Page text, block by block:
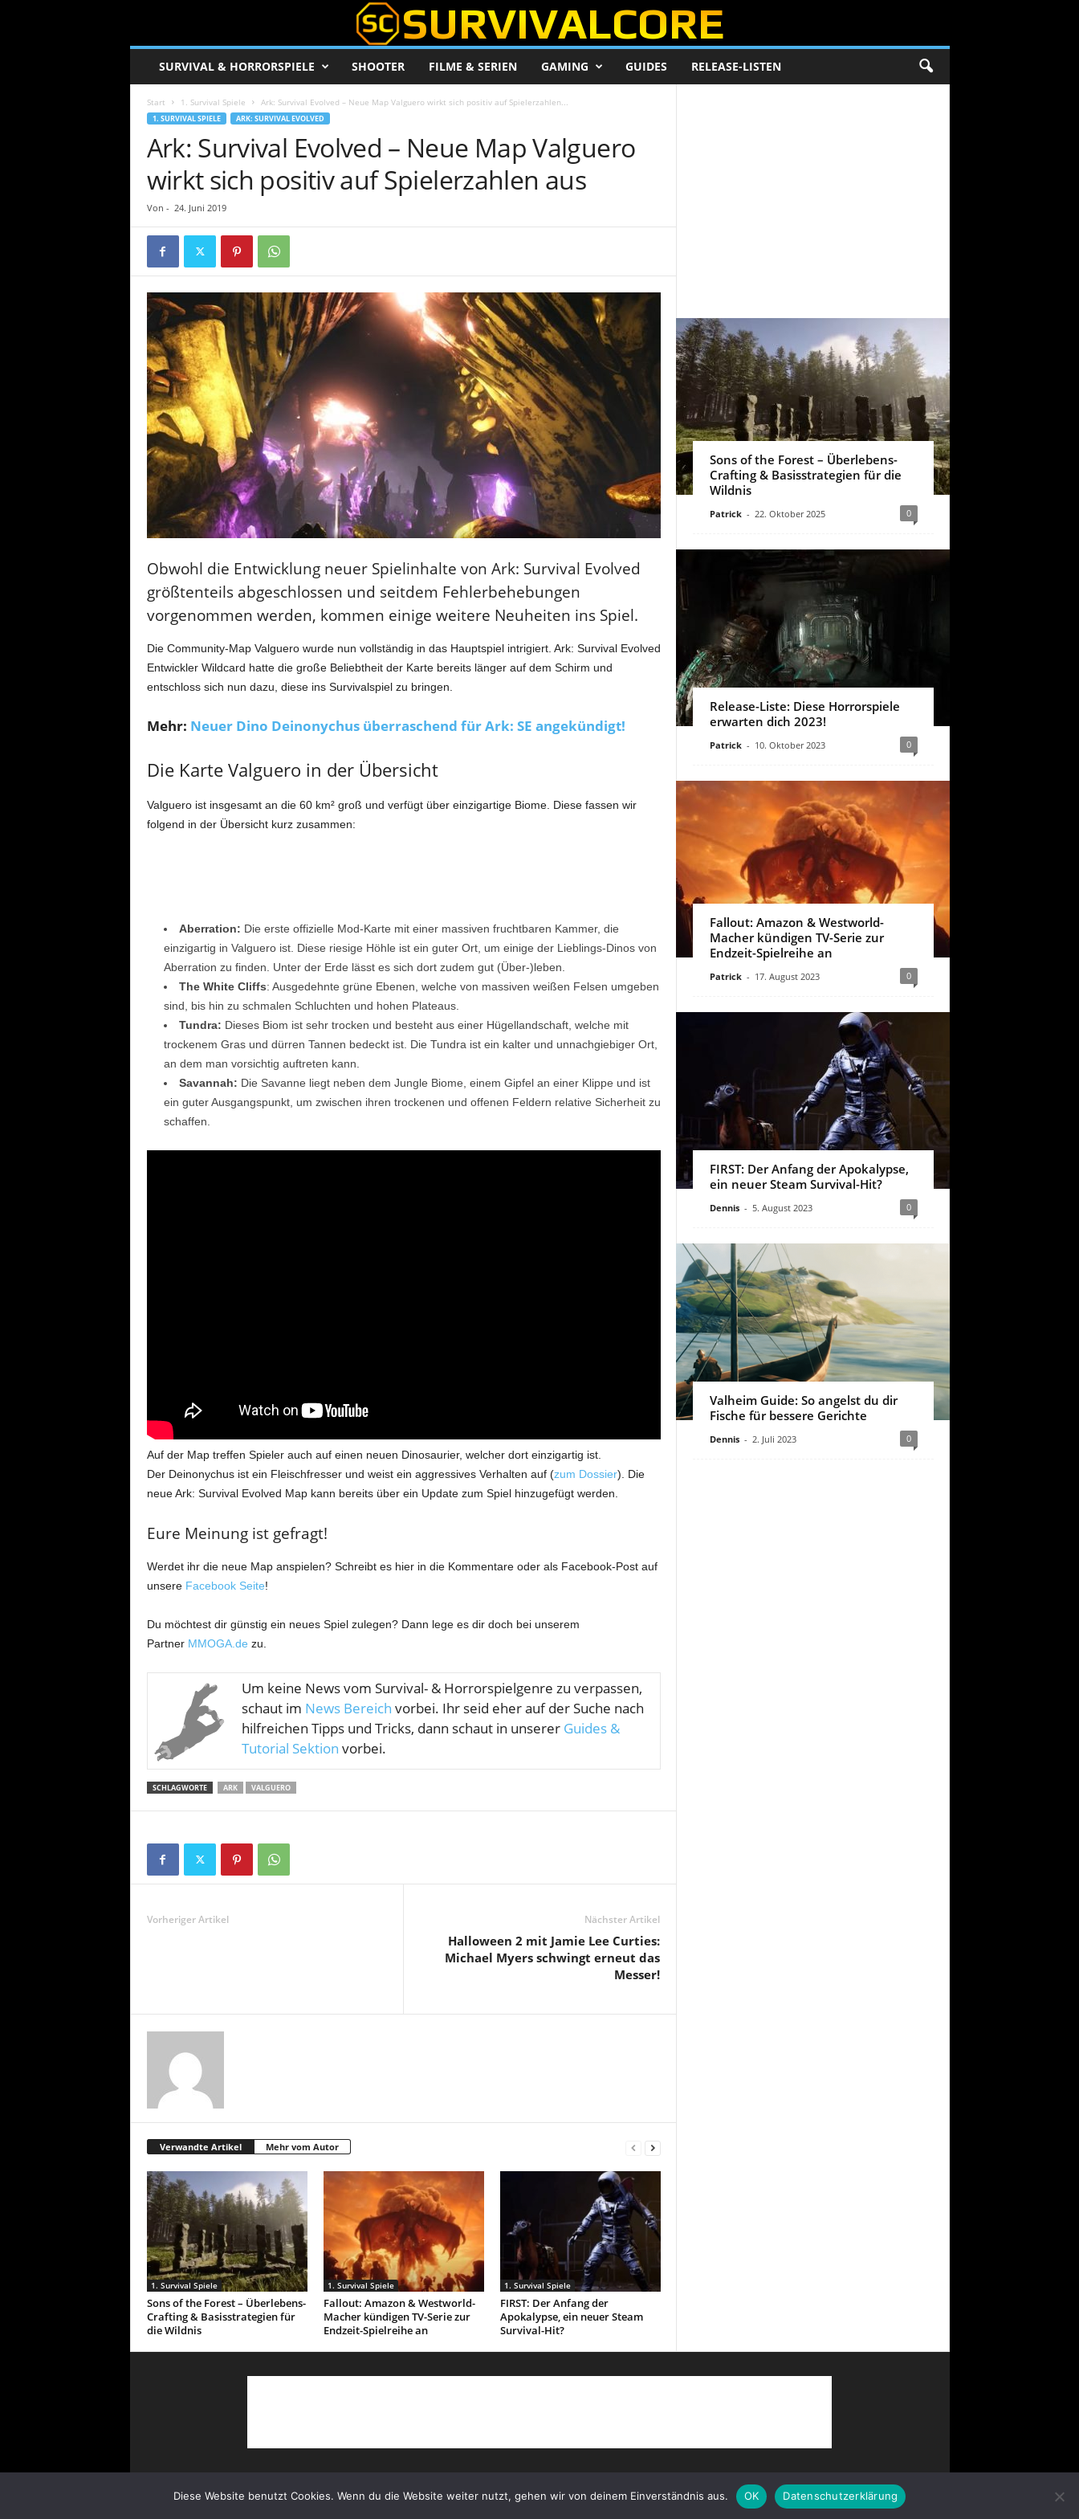
r
d
SURVIVAL & HORRORSPIELE SHOOTER FILME & SERIEN GAMING GUIDES RELEASE-LISTEN
Start 1. Survival Spiele Ark: Survival Evolved – Neue Map Valguero wirkt sich positiv auf Spielerzahlen...
1. SURVIVAL SPIELE ARK: SURVIVAL EVOLVED
Ark: Survival Evolved – Neue Map Valguero
wirkt sich positiv auf Spielerzahlen aus
Von - 24. Juni 2019
Obwohl die Entwicklung neuer Spielinhalte von Ark: Survival Evolved
größtenteils abgeschlossen und seitdem Fehlerbehebungen
vorgenommen werden, kommen einige weitere Neuheiten ins Spiel.
Die Community-Map Valguero wurde nun vollständig in das Hauptspiel intrigiert. Ark: Survival Evolved
Entwickler Wildcard hatte die große Beliebtheit der Karte bereits länger auf dem Schirm und
entschloss sich nun dazu, diese ins Survivalspiel zu bringen.
Mehr: Neuer Dino Deinonychus überraschend für Ark: SE angekündigt!
Die Karte Valguero in der Übersicht
Valguero ist insgesamt an die 60 km² groß und verfügt über einzigartige Biome. Diese fassen wir
folgend in der Übersicht kurz zusammen:
Aberration: Die erste offizielle Mod-Karte mit einer massiven fruchtbaren Kammer, die
einzigartig in Valguero ist. Diese riesige Höhle ist ein guter Ort, um einige der Lieblings-Dinos von
Aberration zu finden. Unter der Erde lässt es sich dort zudem gut (Über-)leben.
The White Cliffs: Ausgedehnte grüne Ebenen, welche von massiven weißen Felsen umgeben
sind, bis hin zu schmalen Schluchten und hohen Plateaus.
Tundra: Dieses Biom ist sehr trocken und besteht aus einer Hügellandschaft, welche mit
trockenem Gras und dürren Tannen bedeckt ist. Die Tundra ist ein kalter und unnachgiebiger Ort,
an dem man vorsichtig auftreten kann.
Savannah: Die Savanne liegt neben dem Jungle Biome, einem Gipfel an einer Klippe und ist
ein guter Ausgangspunkt, um zwischen ihren trockenen und offenen Feldern relative Sicherheit zu
schaffen.
Auf der Map treffen Spieler auch auf einen neuen Dinosaurier, welcher dort einzigartig ist.
Der Deinonychus ist ein Fleischfresser und weist ein aggressives Verhalten auf (zum Dossier). Die
neue Ark: Survival Evolved Map kann bereits über ein Update zum Spiel hinzugefügt werden.
Eure Meinung ist gefragt!
Werdet ihr die neue Map anspielen? Schreibt es hier in die Kommentare oder als Facebook-Post auf
unsere Facebook Seite!
Du möchtest dir günstig ein neues Spiel zulegen? Dann lege es dir doch bei unserem
Partner MMOGA.de zu.
Um keine News vom Survival- & Horrorspielgenre zu verpassen,
schaut im News Bereich vorbei. Ihr seid eher auf der Suche nach
hilfreichen Tipps und Tricks, dann schaut in unserer Guides &
Tutorial Sektion vorbei.
SCHLAGWORTE ARK VALGUERO
Vorheriger Artikel Nächster Artikel
Halloween 2 mit Jamie Lee Curties:
Michael Myers schwingt erneut das
Messer!
Verwandte Artikel Mehr vom Autor
1. Survival Spiele
Sons of the Forest – Überlebens-
Crafting & Basisstrategien für
die Wildnis
1. Survival Spiele
Fallout: Amazon & Westworld-
Macher kündigen TV-Serie zur
Endzeit-Spielreihe an
1. Survival Spiele
FIRST: Der Anfang der
Apokalypse, ein neuer Steam
Survival-Hit?
Sons of the Forest – Überlebens-
Crafting & Basisstrategien für die
Wildnis
Patrick - 22. Oktober 2025 0
Release-Liste: Diese Horrorspiele
erwarten dich 2023!
Patrick - 10. Oktober 2023 0
Fallout: Amazon & Westworld-
Macher kündigen TV-Serie zur
Endzeit-Spielreihe an
Patrick - 17. August 2023 0
FIRST: Der Anfang der Apokalypse,
ein neuer Steam Survival-Hit?
Dennis - 5. August 2023 0
Valheim Guide: So angelst du dir
Fische für bessere Gerichte
Dennis - 2. Juli 2023 0
Partner AGB Impressum Datenschutz
© Copyright 2022 Survivalcore.de
Diese Website benutzt Cookies. Wenn du die Website weiter nutzt, gehen wir von deinem Einverständnis aus. OK Datenschutzerklärung